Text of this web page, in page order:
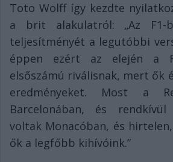
Toto Wolff így kezdte
a brit alakulatról: „Az F1-
teljesítményét a legutóbbi
éppen ezért az elején a
elsőszámú riválisnak, mert ők
eredményeket. Most a
Barcelonában, és rendkívül
voltak Monacóban, és
ők a legfőbb kihívóink.”